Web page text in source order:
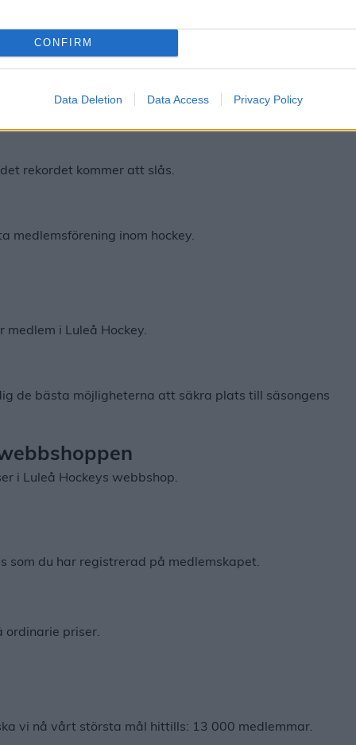
CONFIRM
Data Deletion Data Access Privacy Policy
på och utanför isen.
rekordet kommer att slås.
medlemsförening inom hockey.
i Luleå Hockey.
de bästa möjligheterna att säkra plats till säsongens
i Luleå Hockeys webbshop.
som du har registrerad på medlemskapet.
ordinarie priser.
vi nå vårt största mål hittills: 13 000 medlemmar.